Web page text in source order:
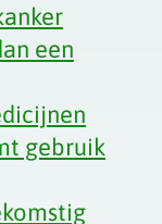
een
gebruik